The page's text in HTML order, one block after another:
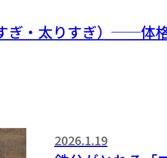
ぎ・太りすぎ）──体
2026.1.19